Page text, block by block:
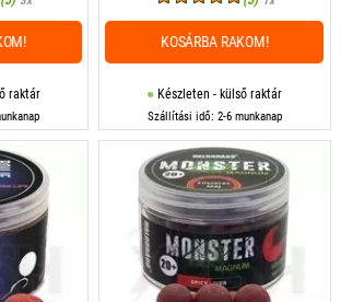
raktár Készleten - külső raktár
Szállítási idő: 2-6 munkanap
KOSÁRBA RAKOM!